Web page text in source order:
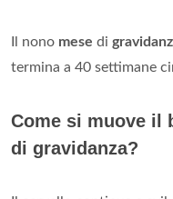
Il nono mese di
termina a 40 settimane
Come si muove il
di gravidanza?